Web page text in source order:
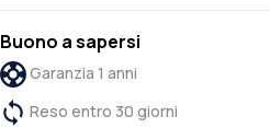
Buono a sapersi
Garanzia 1 anni
Reso entro 30 giorni